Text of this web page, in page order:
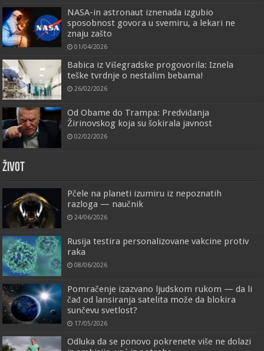
NASA-in astronaut iznenada izgubio
sposobnost govora u svemiru, a lekari ne
znaju zašto
01/04/2026
Babica iz Višegradske progovorila: Iznela
teške tvrdnje o nestalim bebama!
26/02/2026
Od Obame do Trampa: Predviđanja
Žirinovskog koja su šokirala javnost
02/02/2026
ŽIVOT
Pčele na planeti izumiru iz nepoznatih
razloga — naučnik
24/06/2026
Rusija testira personalizovane vakcine protiv
raka
08/06/2026
Pomračenje izazvano ljudskom rukom — da li
čađ od lansiranja satelita može da blokira
sunčevu svetlost?
17/05/2026
Odluka da se ponovo pokrenete više ne dolazi